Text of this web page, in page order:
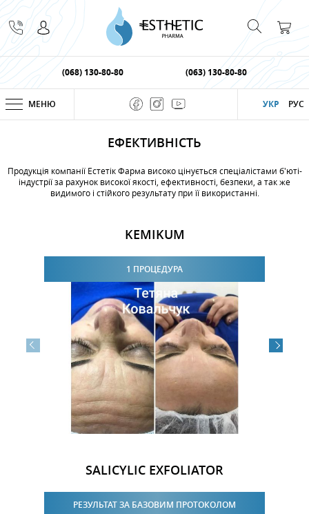
(068) 130-80-80 (063) 130-80-80
УКР РУС
МЕНЮ
ЕФЕКТИВНІСТЬ
Продукція компанії Естетік Фарма високо цінується спеціалістами б'юті-
індустрії за рахунок високої якості, ефективності, безпеки, а так же
видимого і стійкого результату при її використанні.
KEMIKUM
1 ПРОЦЕДУРА
SALICYLIC EXFOLIATOR
РЕЗУЛЬТАТ ЗА БАЗОВИМ ПРОТОКОЛОМ